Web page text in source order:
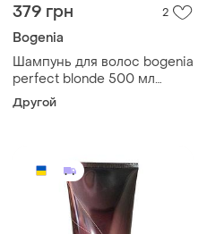
379 грн 2
Bogenia
Шампунь для волос bogenia
perfect blonde 500 мл
профессиональный
Другой